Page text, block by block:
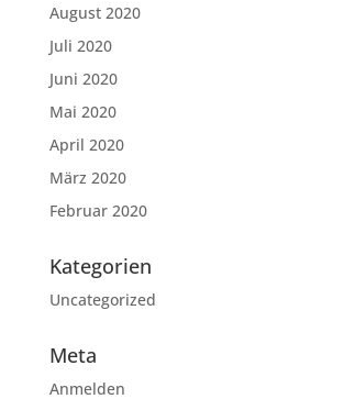
August 2020
Juli 2020
Juni 2020
Mai 2020
April 2020
März 2020
Februar 2020
Kategorien
Uncategorized
Meta
Anmelden